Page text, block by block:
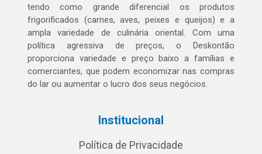
tendo como grande diferencial os produtos
frigorificados (carnes, aves, peixes e queijos) e a
ampla variedade de culinária oriental. Com uma
política agressiva de preços, o Deskontão
proporciona variedade e preço baixo a famílias e
comerciantes, que podem economizar nas compras
do lar ou aumentar o lucro dos seus negócios.
Institucional
Política de Privacidade